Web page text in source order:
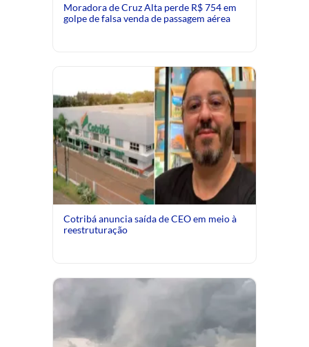
Moradora de Cruz Alta perde R$ 754 em
golpe de falsa venda de passagem aérea
Cotribá anuncia saída de CEO em meio à
reestruturação